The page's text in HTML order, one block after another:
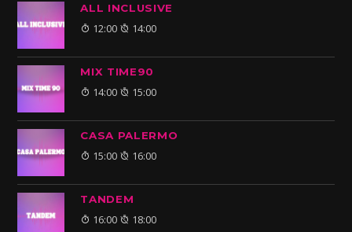
ALL INCLUSIVE
12:00 14:00
MIX TIME90
14:00 15:00
CASA PALERMO
15:00 16:00
TANDEM
16:00 18:00